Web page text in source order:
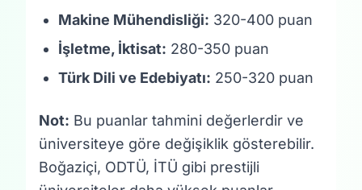
Makine Mühendisliği: 320-400 puan
İşletme, İktisat: 280-350 puan
Türk Dili ve Edebiyatı: 250-320 puan
Not: Bu puanlar tahmini değerlerdir ve
üniversiteye göre değişiklik gösterebilir.
Boğaziçi, ODTÜ, İTÜ gibi prestijli